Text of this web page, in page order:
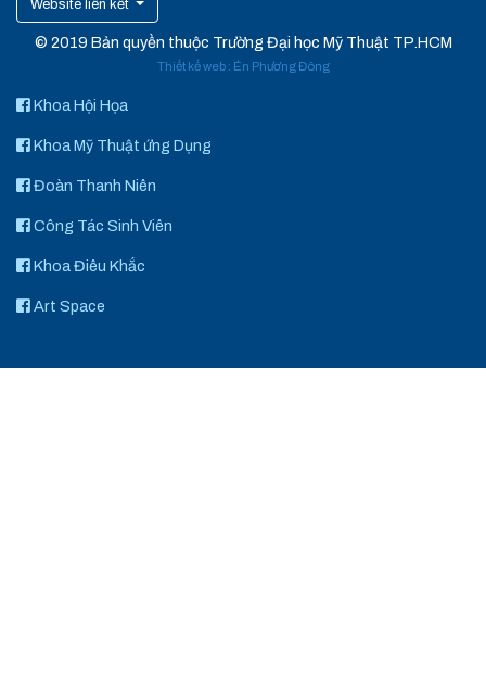
Website liên kết
© 2019 Bản quyền thuộc Trường Đại học Mỹ Thuật TP.HCM
Thiết kế web: Én Phương Đông
Khoa Hội Họa
Khoa Mỹ Thuật ứng Dụng
Đoàn Thanh Niên
Công Tác Sinh Viên
Khoa Điêu Khắc
Art Space